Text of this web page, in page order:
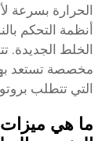
الحرارة بسرعة
أنظمة التحكم
الخلط الجديدة.
مخصصة تستعد بها
التي تتطلب
ما هي